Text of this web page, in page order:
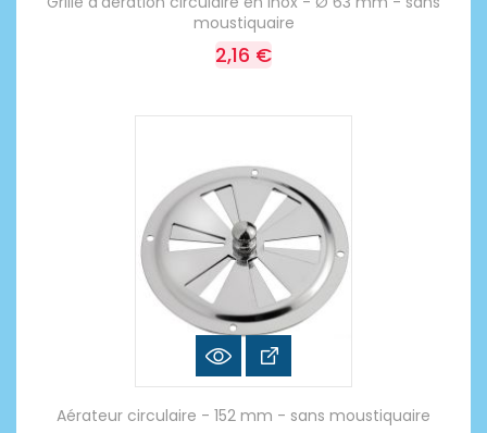
moustiquaire
2,16 €
Aérateur circulaire - 152 mm - sans moustiquaire